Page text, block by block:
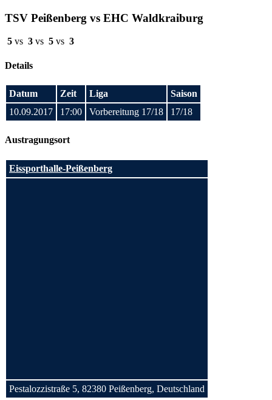
TSV Peißenberg vs EHC Waldkraiburg
5 vs 3 vs 5 vs 3
Details
Datum Zeit Liga
Saison
10.09.2017
17:00 Vorbereitung 17/18 17/18
Austragungsort
Eissporthalle-Peißenberg
Pestalozzistraße 5, 82380 Peißenberg, Deutschland